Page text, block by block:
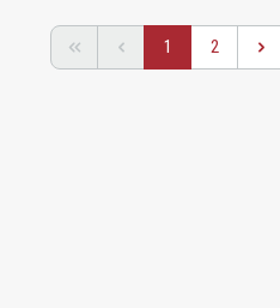
Página
1 Página
2